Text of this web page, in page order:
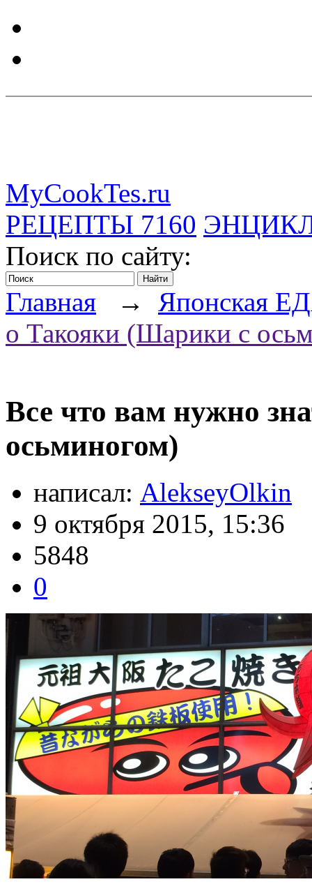
MyCookTes.ru
РЕЦЕПТЫ 7160
Поиск по сайту:
Главная → Японская
о Такояки (Шарики с
Все что вам нужно
осьминогом)
написал: AlekseyOlkin
9 октября 2015, 15:36
5848
0